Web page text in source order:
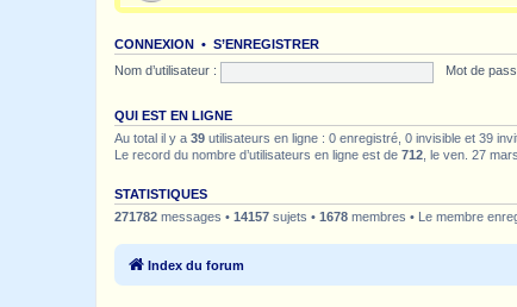
CONNEXION • S’ENREGISTRER
Nom d’utilisateur :
Mot de
QUI EST EN LIGNE
Au total il y a 39 utilisateurs en ligne : 0 enregistré, 0 invisible et 39
Le record du nombre d’utilisateurs en ligne est de 712 , le ven. 27
STATISTIQUES
271782 messages • 14157 sujets • 1678 membres • Le membre
Index du forum